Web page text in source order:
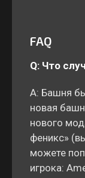
FAQ
Q: Что
A: Башня
новая
нового
феникс»
можете
игрока: